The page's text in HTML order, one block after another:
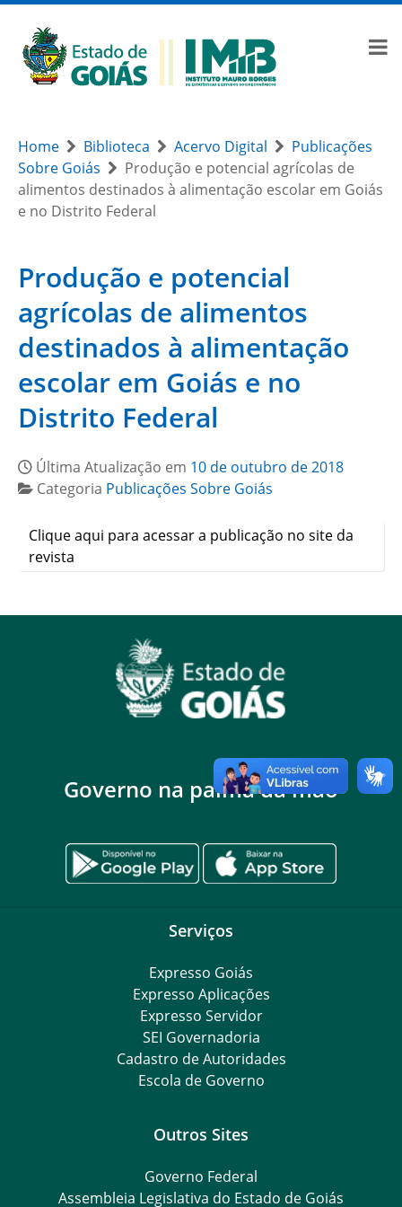
Home Biblioteca Acervo Digital
Publicações
Sobre Goiás
Produção e potencial agrícolas de
alimentos destinados à alimentação escolar em Goiás
e no Distrito Federal
Produção e potencial
agrícolas de alimentos
destinados à alimentação
escolar em Goiás e no
Distrito Federal
Última Atualização em 10 de outubro de 2018
Categoria Publicações Sobre Goiás
Clique aqui para acessar a publicação no site da
revista
Governo na palma da mão
Serviços
Expresso Goiás
Expresso Aplicações
Expresso Servidor
SEI Governadoria
Cadastro de Autoridades
Escola de Governo
Outros Sites
Governo Federal
Assembleia Legislativa do Estado de Goiás